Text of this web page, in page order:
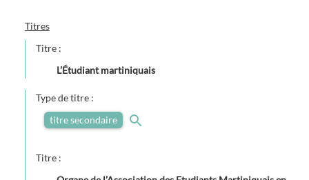
Titres
Titre :
L’Étudiant martiniquais
Type de titre :
titre secondaire
Titre :